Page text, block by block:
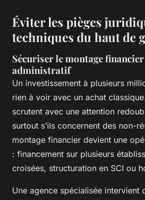
Éviter les pièges
techniques du haut de
Sécuriser le montage
administratif
Un investissement à plusieurs
rien à voir avec un achat
scrutent avec une attention
surtout s’ils concernent des non-
montage financier devient une
: financement sur plusieurs
croisées, structuration en SCI ou
Une agence spécialisée intervient